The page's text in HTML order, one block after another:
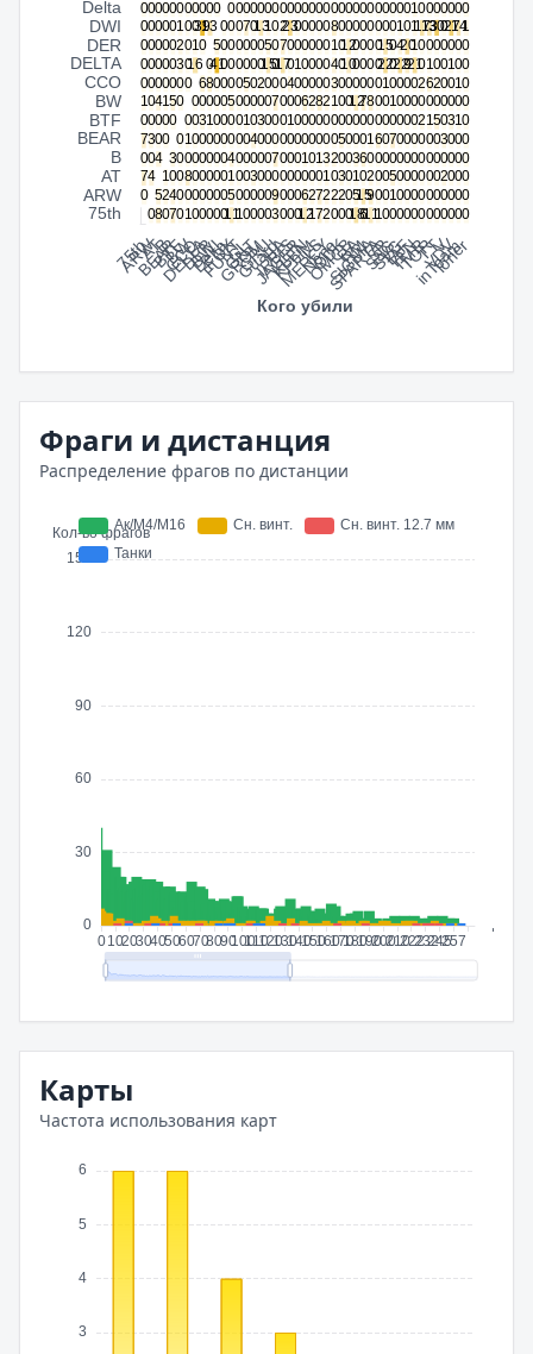
Фраги и дистанция
Распределение фрагов по дистанции
Карты
Частота использования карт